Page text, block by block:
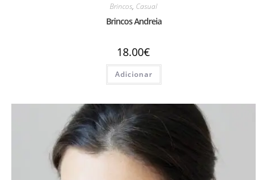
Brincos, Casual
Brincos Andreia
18.00€
Adicionar